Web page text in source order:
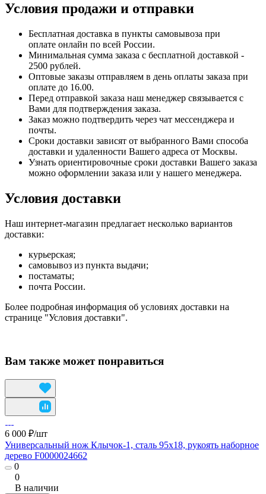
Условия продажи и отправки
Бесплатная доставка в пункты самовывоза при
оплате онлайн по всей России.
Минимальная сумма заказа с бесплатной доставкой -
2500 рублей.
Оптовые заказы отправляем в день оплаты заказа при
оплате до 16.00.
Перед отправкой заказа наш менеджер связывается с
Вами для подтверждения заказа.
Заказ можно подтвердить через чат мессенджера и
почты.
Сроки доставки зависят от выбранного Вами способа
доставки и удаленности Вашего адреса от Москвы.
Узнать ориентировочные сроки доставки Вашего заказа
можно оформлении заказа или у нашего менеджера.
Условия доставки
Наш интернет-магазин предлагает несколько вариантов
доставки:
курьерская;
самовывоз из пункта выдачи;
постаматы;
почта России.
Более подробная информация об условиях доставки на
странице "Условия доставки".
Вам также может понравиться
6 000 ₽/шт
Универсальный нож Клычок-1, сталь 95х18, рукоять наборное
дерево F0000024662
0
0
В наличии